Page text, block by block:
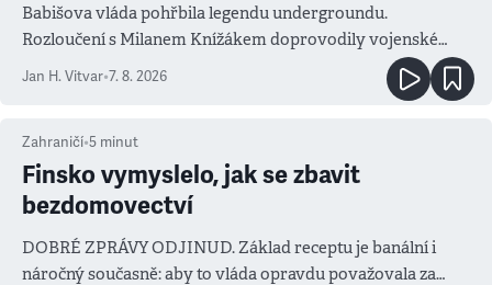
Babišova vláda pohřbila legendu undergroundu.
Rozloučení s Milanem Knížákem doprovodily vojenské
salvy i kritika pokrokářů
Jan H. Vitvar•7. 8. 2026
Zahraničí•5 minut
Finsko vymyslelo, jak se zbavit
bezdomovectví
DOBRÉ ZPRÁVY ODJINUD. Základ receptu je banální i
náročný současně: aby to vláda opravdu považovala za